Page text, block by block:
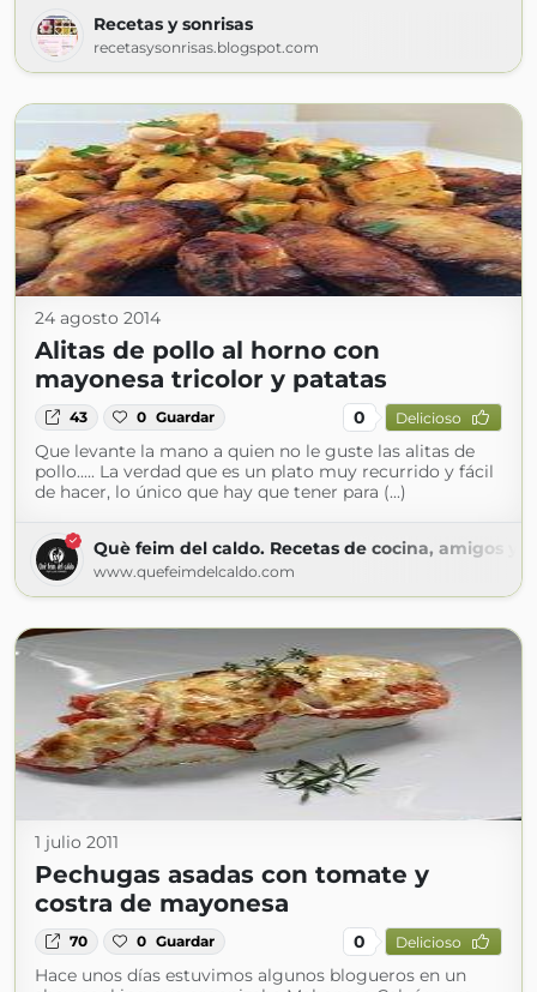
Recetas y sonrisas
recetasysonrisas.blogspot.com
24 agosto 2014
Alitas de pollo al horno con
mayonesa tricolor y patatas
43 0 Guardar 0 Delicioso
Que levante la mano a quien no le guste las alitas de
pollo..... La verdad que es un plato muy recurrido y fácil
de hacer, lo único que hay que tener para (...)
Què feim del caldo. Recetas de cocina, amigos y
www.quefeimdelcaldo.com
1 julio 2011
Pechugas asadas con tomate y
costra de mayonesa
70 0 Guardar 0 Delicioso
Hace unos días estuvimos algunos blogueros en un